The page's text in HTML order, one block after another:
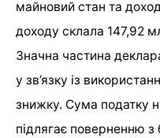
майновий стан та
доходу склала 147,92
Значна частина
у зв’язку із
знижку. Сума податку
підлягає поверненню